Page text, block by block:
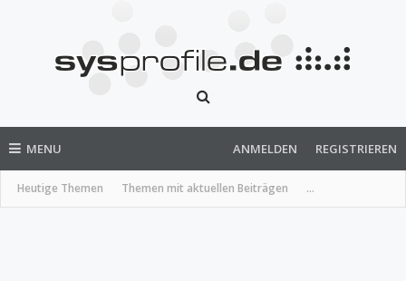
MENU
Heutige Themen Themen mit aktuellen Beiträgen ...
ANMELDEN REGISTRIEREN